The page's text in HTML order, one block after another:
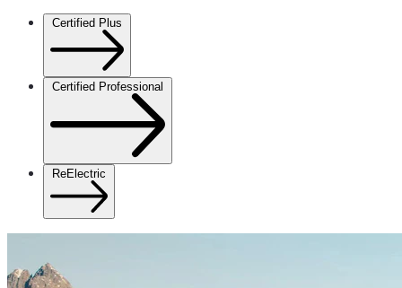
Certified Plus
Certified Professional
ReElectric